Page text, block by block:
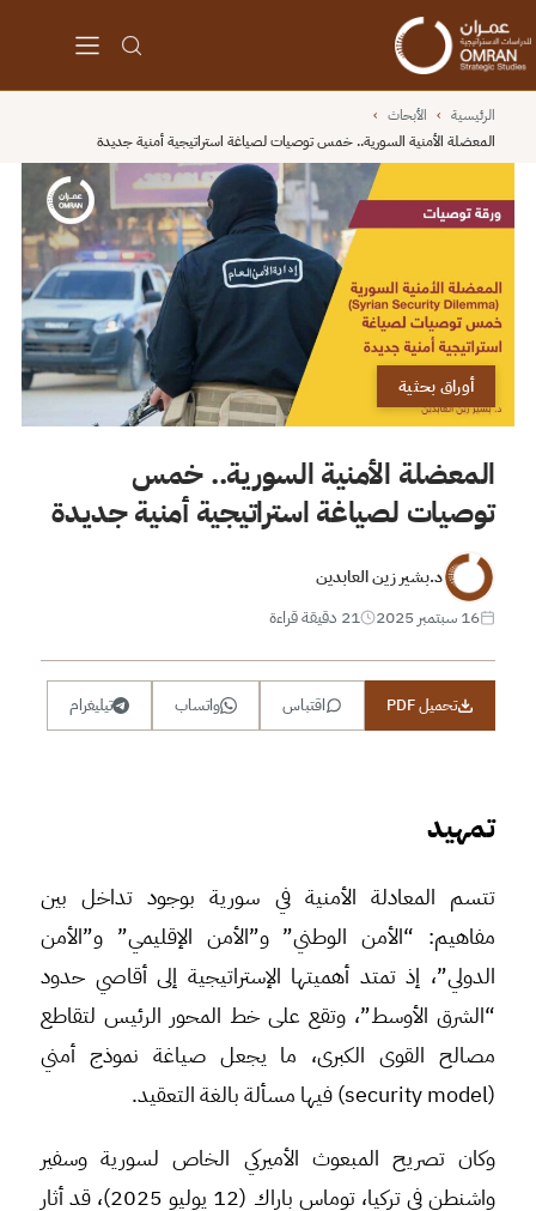
الرئيسية › الأبحاث ›
المعضلة الأمنية السورية.. خمس توصيات لصياغة استراتيجية أمنية جديدة
أوراق بحثية
المعضلة الأمنية السورية.. خمس
توصيات لصياغة استراتيجية أمنية جديدة
د.بشير زين العابدين
16 سبتمبر 2025
21 دقيقة قراءة
تحميل PDF اقتباس واتساب تيليغرام
تمهيد
تتسم المعادلة الأمنية في سورية بوجود تداخل بين
مفاهيم: “الأمن الوطني” و”الأمن الإقليمي” و”الأمن
الدولي”، إذ تمتد أهميتها الإستراتيجية إلى أقاصي حدود
“الشرق الأوسط”، وتقع على خط المحور الرئيس لتقاطع
مصالح القوى الكبرى، ما يجعل صياغة نموذج أمني
(security model) فيها مسألة بالغة التعقيد.
وكان تصريح المبعوث الأميركي الخاص لسورية وسفير
واشنطن في تركيا، توماس باراك (12 يوليو 2025)، قد أثار